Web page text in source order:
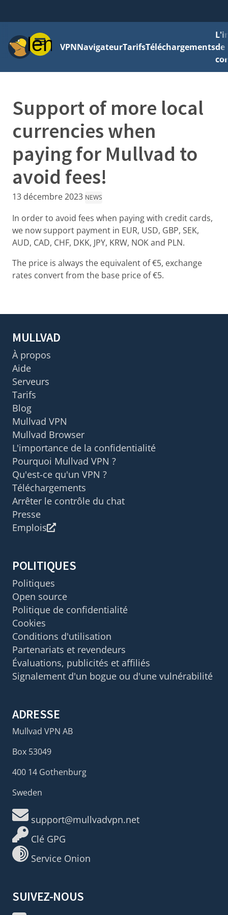
MenuVPNNavigateurTarifsTéléchargementsde
Support of more local
currencies when
paying for Mullvad to
avoid fees!
13 décembre 2023 NEWS
In order to avoid fees when paying with credit cards,
we now support payment in EUR, USD, GBP, SEK,
AUD, CAD, CHF, DKK, JPY, KRW, NOK and PLN.
The price is always the equivalent of €5, exchange
rates convert from the base price of €5.
MULLVAD
À propos
Aide
Serveurs
Tarifs
Blog
Mullvad VPN
Mullvad Browser
L'importance de la confidentialité
Pourquoi Mullvad VPN ?
Qu'est-ce qu'un VPN ?
Téléchargements
Arrêter le contrôle du chat
Presse
Emplois
POLITIQUES
Politiques
Open source
Politique de confidentialité
Cookies
Conditions d'utilisation
Partenariats et revendeurs
Évaluations, publicités et affiliés
Signalement d'un bogue ou d'une vulnérabilité
ADRESSE
Mullvad VPN AB
Box 53049
400 14 Gothenburg
Sweden
support@mullvadvpn.net
Clé GPG
Service Onion
SUIVEZ-NOUS